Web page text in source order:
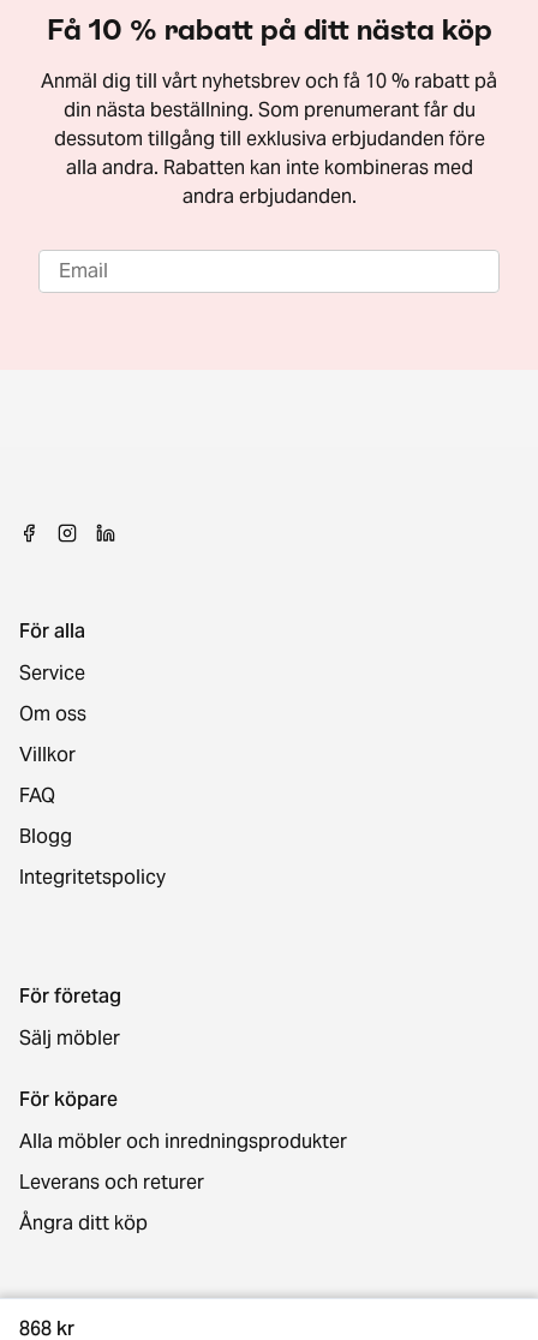
868 kr
Få 10 % rabatt på ditt nästa köp
Anmäl dig till vårt nyhetsbrev och få 10 % rabatt på
din nästa beställning. Som prenumerant får du
dessutom tillgång till exklusiva erbjudanden före
alla andra. Rabatten kan inte kombineras med
andra erbjudanden.
För alla
Service
Om oss
Villkor
FAQ
Blogg
Integritetspolicy
För företag
Sälj möbler
För köpare
Alla möbler och inredningsprodukter
Leverans och returer
Ångra ditt köp
Kontakt